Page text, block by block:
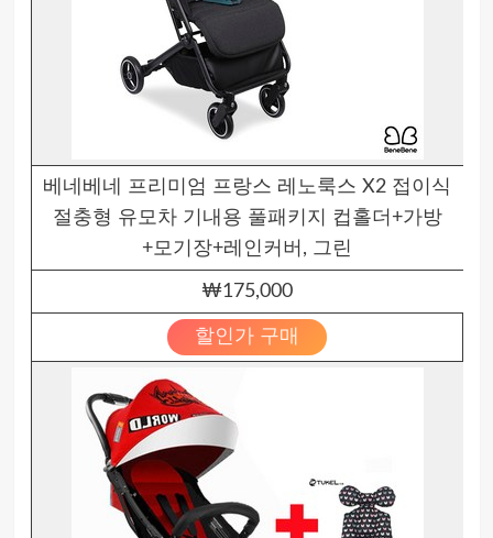
베네베네 프리미엄 프랑스 레노룩스 X2 접이식
절충형 유모차 기내용 풀패키지 컵홀더+가방
+모기장+레인커버, 그린
₩175,000
할인가 구매